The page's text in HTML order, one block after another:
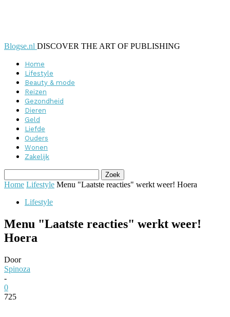
Blogse.nl DISCOVER THE ART OF PUBLISHING
Home
Lifestyle
Beauty & mode
Reizen
Gezondheid
Dieren
Geld
Liefde
Ouders
Wonen
Zakelijk
Home Lifestyle Menu "Laatste reacties" werkt weer! Hoera
Lifestyle
Menu "Laatste reacties" werkt weer!
Hoera
Door
Spinoza
-
0
725